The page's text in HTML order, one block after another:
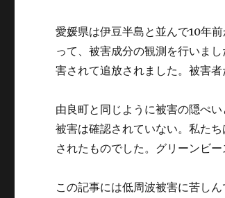
愛媛県は伊豆半島と並んで10年
って、被害成分の観測を行いま
害されて追放されました。被害
由良町と同じように被害の隠ぺ
被害は確認されていない。私た
されたものでした。グリーンビ
この記事には低周波被害に苦し